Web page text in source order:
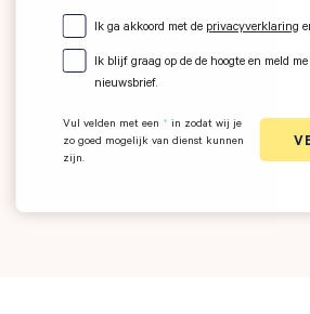
Ik ga akkoord met de privacyverklaring
Ik blijf graag op de de hoogte en meld
nieuwsbrief.
Vul velden met een * in zodat wij je
zo goed mogelijk van dienst kunnen
zijn.